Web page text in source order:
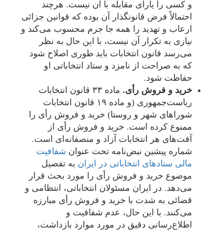
و کسی را یارای مقابله با آن نیست. هرچند
احتمالاً فرض قانونگذار آن بوده که قوانین جزائی
ارعاب و تهدید را همه جا جرم محسوب می‌کند و
نیازی به تکرار آن نیست، با این حال به نظر
می‌رسد قانون انتخابات باید طوری اصلاح شود
که به صراحت از نامزد و ستاد انتخاباتی او
حفاظت شود.
خرید و فروش رأی.
ماده ۳۳ قانون انتخابات
ریاست‌جمهوری (و ماده ۱۹ قانون انتخابات
شوراهای شهر و روستا) خرید و فروش رأی را
ممنوع کرده است. خرید و فروش رأی از
آفت‌های هر انتخابات آزاد و منصفانه‌ای است.
شماره پیشین نبض‌نامه تحت عنوان شفافیت
مالی ستادهای انتخاباتی در ایران به تفصیل
موضوع خرید و فروش رأی را مورد بحث قرار
می‌دهد. در ایران مسئولان انتخاباتی، انتظامی و
قضائی به شدت با خرید و فروش رأی مبارزه
می‌کنند. با این حال، عدم شفافیت و
اطلاع‌رسانی دقیق در مورد موارد بازداشت،